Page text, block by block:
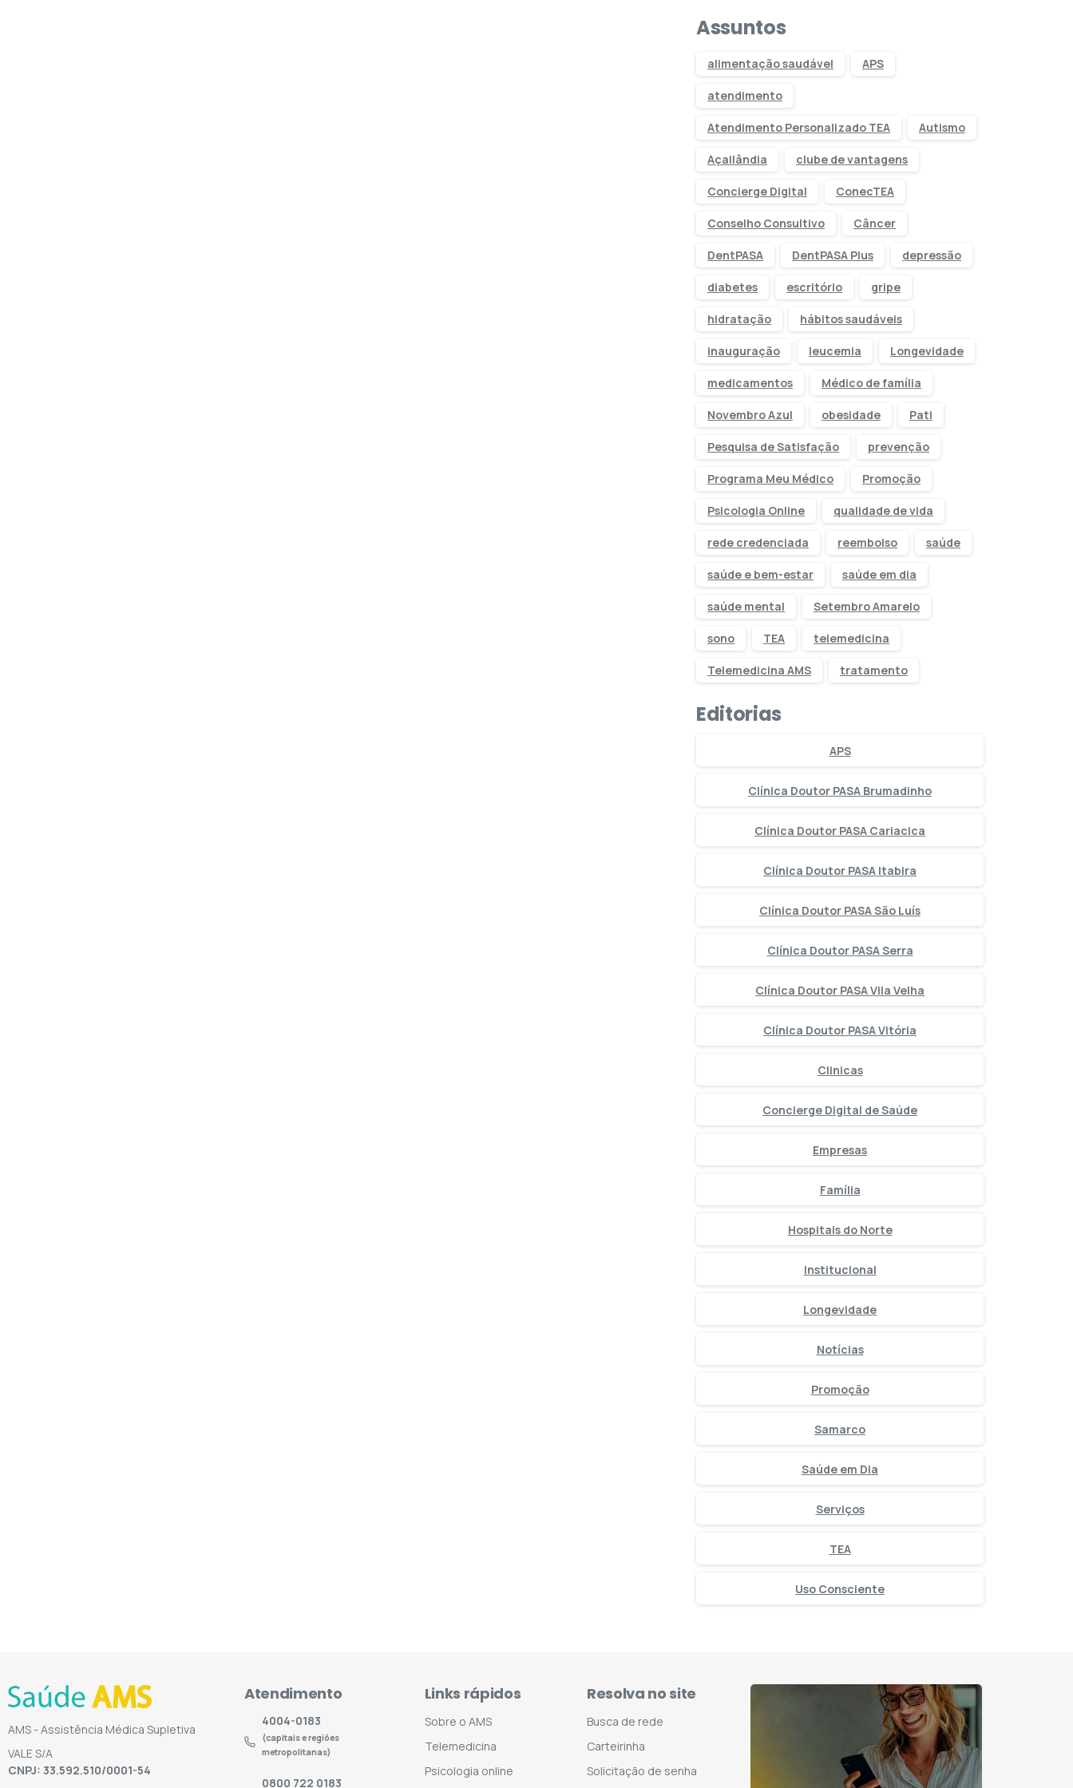
Assuntos
alimentação saudável APS
atendimento
Atendimento Personalizado TEA Autismo
Açailândia clube de vantagens
Concierge Digital ConecTEA
Conselho Consultivo Câncer
DentPASA DentPASA Plus depressão
diabetes escritório gripe
hidratação hábitos saudáveis
inauguração leucemia Longevidade
medicamentos Médico de família
Novembro Azul obesidade Pati
Pesquisa de Satisfação prevenção
Programa Meu Médico Promoção
Psicologia Online qualidade de vida
rede credenciada reembolso saúde
saúde e bem-estar saúde em dia
saúde mental Setembro Amarelo
sono TEA telemedicina
Telemedicina AMS tratamento
Editorias
APS
Clínica Doutor PASA Brumadinho
Clínica Doutor PASA Cariacica
Clínica Doutor PASA Itabira
Clínica Doutor PASA São Luís
Clínica Doutor PASA Serra
Clínica Doutor PASA Vila Velha
Clínica Doutor PASA Vitória
Clinicas
Concierge Digital de Saúde
Empresas
Família
Hospitais do Norte
Institucional
Longevidade
Notícias
Promoção
Samarco
Saúde em Dia
Serviços
TEA
Uso Consciente
AMS - Assistência Médica Supletiva
VALE S/A
CNPJ: 33.592.510/0001-54
Atendimento
4004-0183
(capitais e regiões
metropolitanas)
0800 722 0183
Links rápidos
Sobre o AMS
Telemedicina
Psicologia online
Resolva no site
Busca de rede
Carteirinha
Solicitação de senha